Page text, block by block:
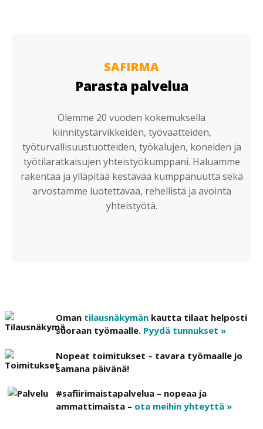
SAFIRMA
Parasta palvelua
Olemme 20 vuoden kokemuksella
kiinnitystarvikkeiden, työvaatteiden,
työturvallisuustuotteiden, työkalujen, koneiden ja
työtilaratkaisujen yhteistyökumppani. Haluamme
rakentaa ja ylläpitää kestävää kumppanuutta sekä
arvostamme luotettavaa, rehellistä ja avointa
yhteistyötä.
Oman tilausnäkymän kautta tilaat helposti
suoraan työmaalle. Pyydä tunnukset »
Nopeat toimitukset – tavara työmaalle jo
samana päivänä!
#safiirimaistapalvelua – nopeaa ja
ammattimaista – ota meihin yhteyttä »